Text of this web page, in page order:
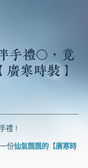
手禮🌕，竟
寒時裝】
禮！
份仙氣飄飄的【廣寒時